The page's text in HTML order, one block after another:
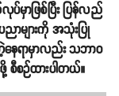
ဖြစ်ပြီး ပြန်လည်
များကို အသုံးပြု
ေရာမှာလည်း သဘာဝ
စဉ်ထားပါတယ်။